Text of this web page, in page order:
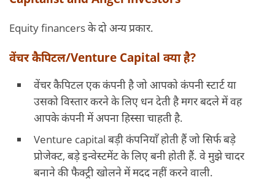
Equity financers के दो अन्य प्रकार.
वेंचर कैपिटल/Venture Capital क्या है?
वेंचर कैपिटल एक कंपनी है जो आपको कंपनी स्टार्ट या
उसको विस्तार करने के लिए धन देती है मगर बदले में वह
आपके कंपनी में अपना हिस्सा चाहती है.
Venture capital बड़ी कंपनियाँ होती हैं जो सिर्फ बड़े
प्रोजेक्ट, बड़े इन्वेस्टमेंट के लिए बनी होती हैं. वे मुझे चादर
बनाने की फैक्ट्री खोलने में मदद नहीं करने वाली.